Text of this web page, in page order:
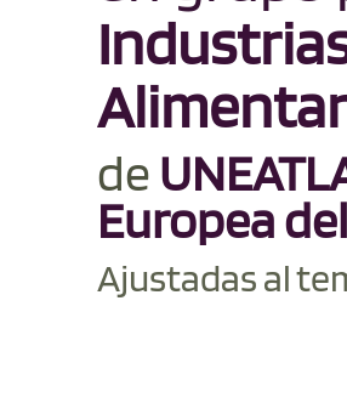
de
Europea
Ajustadas al